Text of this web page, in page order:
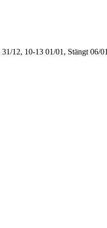
31/12, 10-13 01/01, Stängt 06/